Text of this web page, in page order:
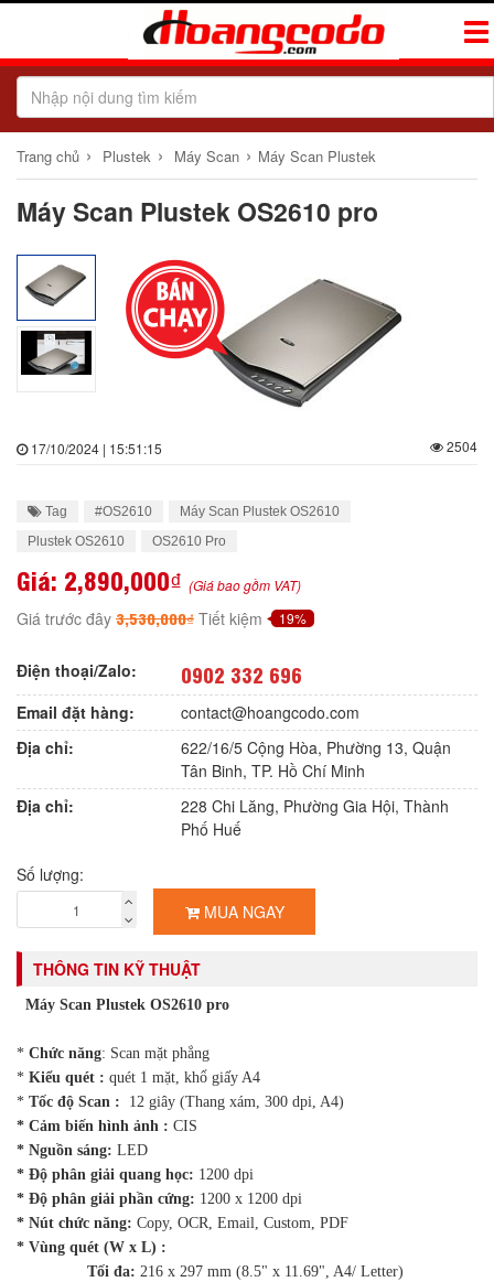
Trang chủ › Plustek › Máy Scan › Máy Scan Plustek
Máy Scan Plustek OS2610 pro
17/10/2024 | 15:51:15 2504
Tag #OS2610
Máy Scan Plustek OS2610
Plustek OS2610
OS2610 Pro
Giá: 2,890,000₫ (Giá bao gồm VAT)
Giá trước đây 3,530,000₫ Tiết kiệm 19%
Điện thoại/Zalo: 0902 332 696
Email đặt hàng:
contact@hoangcodo.com
Địa chỉ:
622/16/5 Cộng Hòa, Phường 13, Quận
Tân Binh, TP. Hồ Chí Minh
Địa chỉ:
228 Chi Lăng, Phường Gia Hội, Thành
Phố Huế
Số lượng:
MUA NGAY
THÔNG TIN KỸ THUẬT
Máy Scan Plustek OS2610 pro
* Chức năng: Scan mặt phẳng
* Kiểu quét : quét 1 mặt, khổ giấy A4
* Tốc độ Scan : 12 giây (Thang xám, 300 dpi, A4)
* Cảm biến hình ảnh : CIS
* Nguồn sáng: LED
* Độ phân giải quang học: 1200 dpi
* Độ phân giải phần cứng: 1200 x 1200 dpi
* Nút chức năng: Copy, OCR, Email, Custom, PDF
* Vùng quét (W x L) :
Tối đa: 216 x 297 mm (8.5" x 11.69", A4/ Letter)